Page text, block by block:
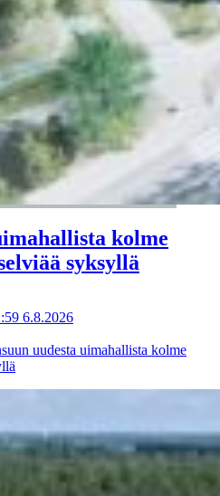
kolme
syksyllä
6.8.2026
uudesta uimahallista kolme